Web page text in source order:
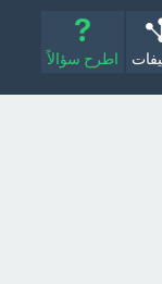
اطرح سؤالاً